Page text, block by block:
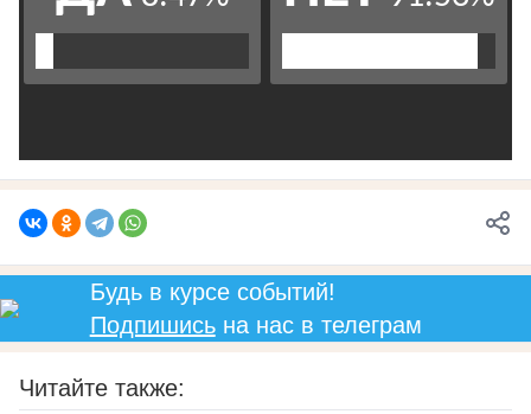
Будь в курсе событий!
Подпишисьна нас в телеграм
Читайте также: